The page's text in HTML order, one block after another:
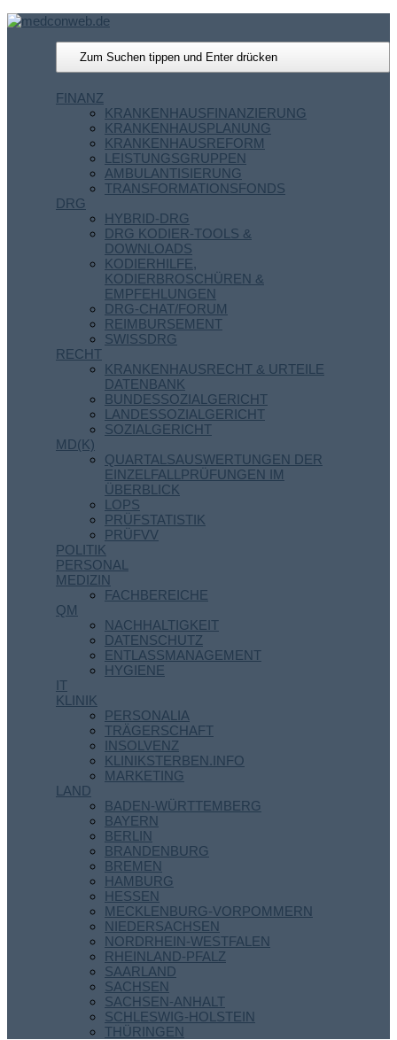
FINANZ
KRANKENHAUSFINANZIERUNG
KRANKENHAUSPLANUNG
KRANKENHAUSREFORM
LEISTUNGSGRUPPEN
AMBULANTISIERUNG
TRANSFORMATIONSFONDS
DRG
HYBRID-DRG
DRG KODIER-TOOLS &
DOWNLOADS
KODIERHILFE,
KODIERBROSCHÜREN &
EMPFEHLUNGEN
DRG-CHAT/FORUM
REIMBURSEMENT
SWISSDRG
RECHT
KRANKENHAUSRECHT & URTEILE
DATENBANK
BUNDESSOZIALGERICHT
LANDESSOZIALGERICHT
SOZIALGERICHT
MD(K)
QUARTALSAUSWERTUNGEN DER
EINZELFALLPRÜFUNGEN IM
ÜBERBLICK
LOPS
PRÜFSTATISTIK
PRÜFVV
POLITIK
PERSONAL
MEDIZIN
FACHBEREICHE
QM
NACHHALTIGKEIT
DATENSCHUTZ
ENTLASSMANAGEMENT
HYGIENE
IT
KLINIK
PERSONALIA
TRÄGERSCHAFT
INSOLVENZ
KLINIKSTERBEN.INFO
MARKETING
LAND
BADEN-WÜRTTEMBERG
BAYERN
BERLIN
BRANDENBURG
BREMEN
HAMBURG
HESSEN
MECKLENBURG-VORPOMMERN
NIEDERSACHSEN
NORDRHEIN-WESTFALEN
RHEINLAND-PFALZ
SAARLAND
SACHSEN
SACHSEN-ANHALT
SCHLESWIG-HOLSTEIN
THÜRINGEN